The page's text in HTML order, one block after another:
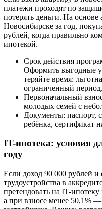
платежи проходят по
потерять деньги. На основе
Новосибирске за год,
рублей, когда правильно
ипотекой.
Срок действия
Оформить выгодные
теряйте время:
ограниченный период.
Первоначальный
молодых семей с
Документы: паспорт,
ребёнка, сертификат
IT-ипотека: условия
году
Если доход 90 000 рублей и
трудоустройства в
претендовать на IT-
а при взносе менее 50,1%